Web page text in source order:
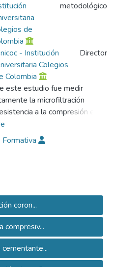
de
metodológico
- Institución
Colegios
Colombia
Director
este estudio fue medir
la microfiltración
a la compresión en
reconstrucciones de núcleo
Core® y Fluorocore®), tres
L®, Flexi-Flow® y
maxilares para el
en cuatro grupos:
de 60 dientes
cuarto grupo control de 10
se asignaron
a 18 grupos de diez dientes
Formativa
coron...
compresiv...